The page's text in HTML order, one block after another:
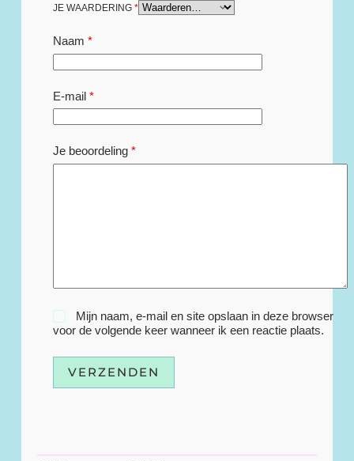
JE WAARDERING *
Naam *
E-mail*
Je beoordeling *
Mijn naam, e-mail en site opslaan in deze browser
voor de volgende keer wanneer ik een reactie plaats.
VERZENDEN